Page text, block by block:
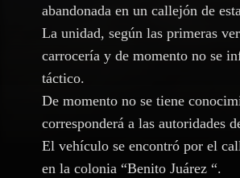
abandonada en un callejón de
La unidad, según las primeras
carrocería y de momento no se
táctico.
De momento no se tiene
corresponderá a las autoridades
El vehículo se encontró por el
en la colonia “Benito Juárez “.